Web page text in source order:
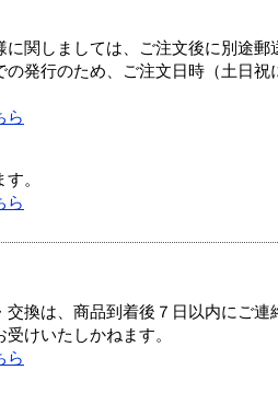
関しましては、ご注文後に別途郵
の発行のため、ご注文日時（土日
ら
。
ら
交換は、商品到着後７日以内にご
けいたしかねます。
ら